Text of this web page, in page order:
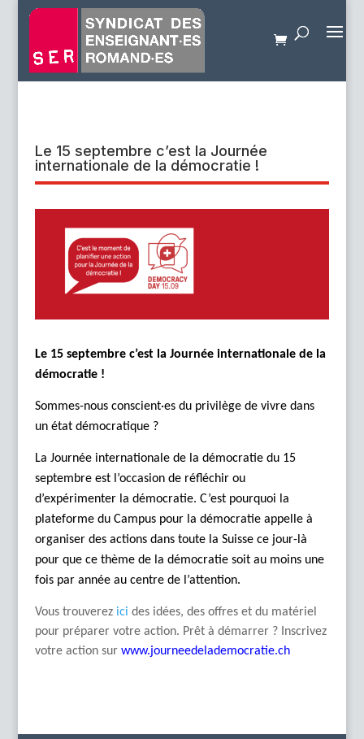
Le 15 septembre c’est la Journée
internationale de la démocratie !
Le 15 septembre c’est la Journée internationale de la
démocratie !
Sommes-nous conscient·es du privilège de vivre dans
un état démocratique ?
La Journée internationale de la démocratie du 15
septembre est l’occasion de réfléchir ou
d’expérimenter la démocratie. C’est pourquoi la
plateforme du Campus pour la démocratie appelle à
organiser des actions dans toute la Suisse ce jour-là
pour que ce thème de la démocratie soit au moins une
fois par année au centre de l’attention.
Vous trouverez ici des idées, des offres et du matériel
pour préparer votre action. Prêt à démarrer ? Inscrivez
votre action sur www.journeedelademocratie.ch